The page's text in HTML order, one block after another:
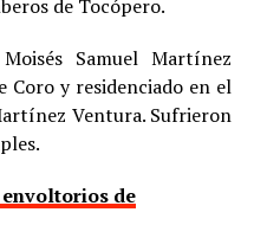
de Tocópero.
Samuel Martínez
Coro y residenciado en el
Ventura. Sufrieron
de